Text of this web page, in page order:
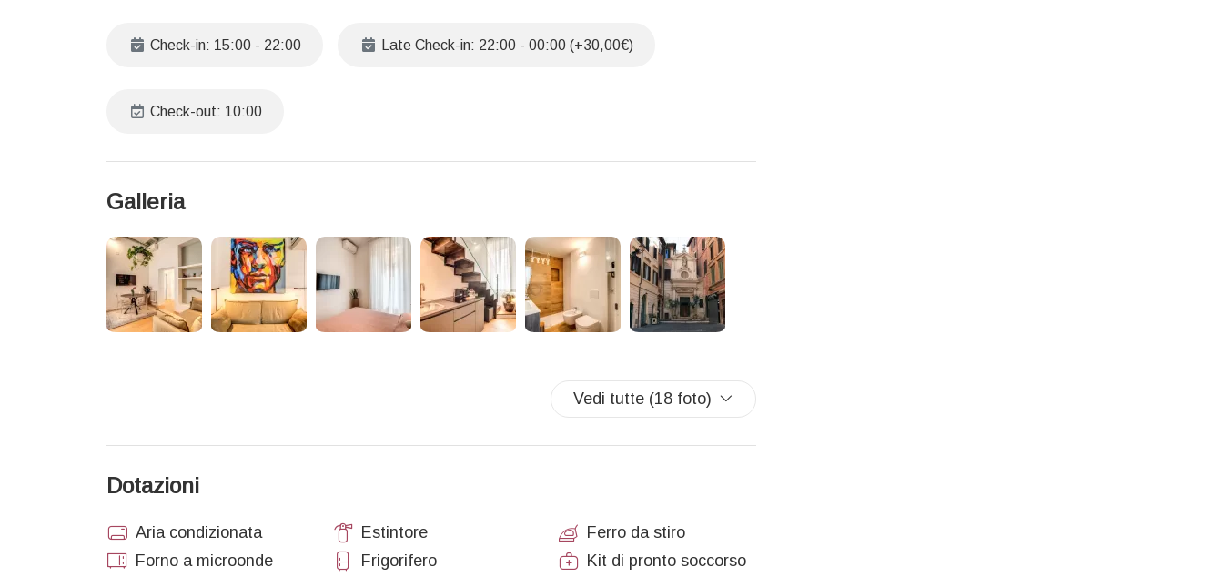
Informazioni utili
Il prezzo include:
Pulizie iniziali e finali
Utenze (luce, acqua, gas)
Connessione Wi-Fi disponibile 24 ore su 24
Tassa di soggiorno:
Check-in: 15:00 - 22:00 Late Check-in: 22:00 - 00:00 (+30,00€)
Check-out: 10:00
Galleria
Vedi tutte (18 foto)
Dotazioni
Aria condizionata Estintore
Ferro da stiro
Forno a microonde
Frigorifero
Kit di pronto soccorso